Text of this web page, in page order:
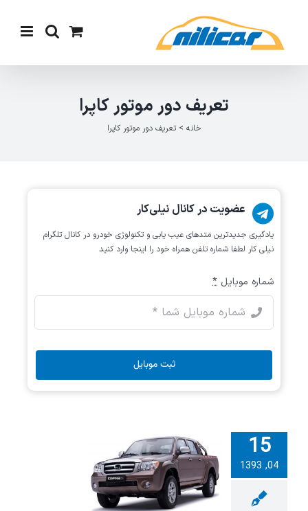
content
تعریف دور موتور کاپرا
خانه >تعریف دور موتور کاپرا
15
04, 1393
تعریف دور
پاک کردن کد
با دیاگ جی
عضویت در کانال نیلی‌کار
یادگیری جدیدترین متد‌های عیب یابی‌ و تکنولوژی خودرو در کانال تلگرام
نیلی کار لطفا شماره تلفن همراه خود را اینجا وارد کنید
شماره موبایل *
ثبت موبایل